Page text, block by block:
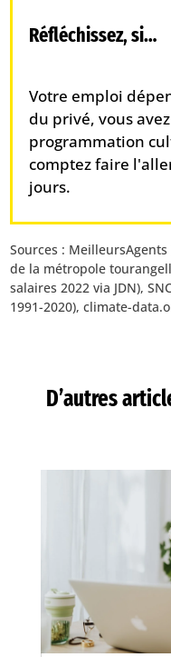
Réfléchissez, si…
Votre emploi
du privé, vous
programmation
comptez faire
jours.
Sources :
de la métropole
salaires 2022 via JDN),
1991-2020), climate-
D’autres